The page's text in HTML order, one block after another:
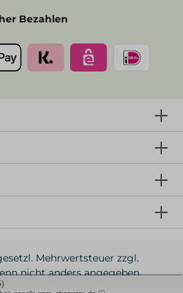
Bezahlen
Mehrwertsteuer zzgl.
nicht anders angegeben.